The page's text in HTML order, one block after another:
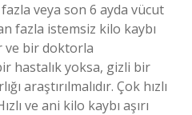
veya son 6 ayda vücut
fazla istemsiz kilo kaybı
ve bir doktorla
hastalık yoksa, gizli bir
araştırılmalıdır. Çok hızlı
ve ani kilo kaybı aşırı